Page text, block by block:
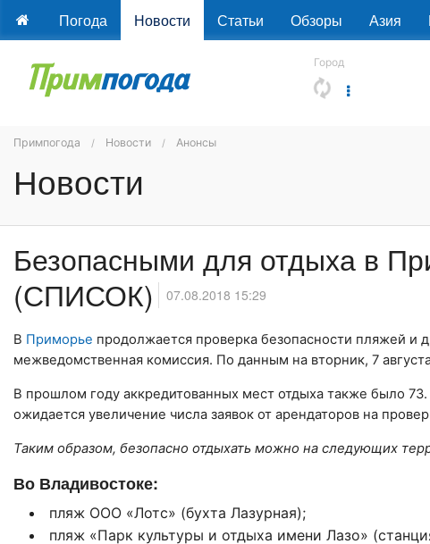
Погода Новости Статьи Обзоры Азия
Город
Примпогода Новости Анонсы
Новости
Безопасными для отдыха в
(СПИСОК)
07.08.2018 15:29
В Приморье продолжается проверка безопасности пляжей и
межведомственная комиссия. По данным на вторник, 7
В прошлом году аккредитованных мест отдыха также было
ожидается увеличение числа заявок от арендаторов на
Таким образом, безопасно отдыхать можно на следующих
Во Владивостоке:
пляж ООО «Лотс» (бухта Лазурная);
пляж «Парк культуры и отдыха имени Лазо»